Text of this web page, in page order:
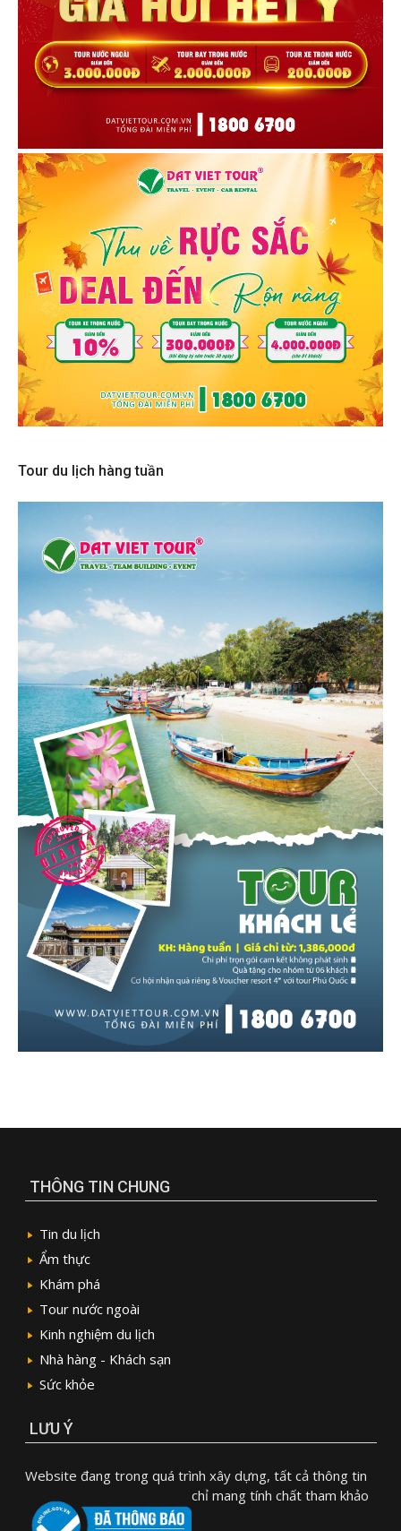
Tour du lịch hàng tuần
THÔNG TIN CHUNG
Tin du lịch
Ẩm thực
Khám phá
Tour nước ngoài
Kinh nghiệm du lịch
Nhà hàng - Khách sạn
Sức khỏe
LƯU Ý
Website đang trong quá trình xây dựng, tất cả thông tin
chỉ mang tính chất tham khảo